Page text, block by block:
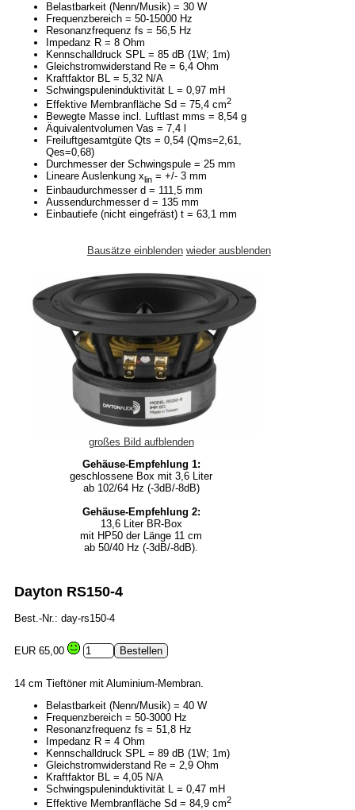
Belastbarkeit (Nenn/Musik) = 30 W
Frequenzbereich = 50-15000 Hz
Resonanzfrequenz fs = 56,5 Hz
Impedanz R = 8 Ohm
Kennschalldruck SPL = 85 dB (1W; 1m)
Gleichstromwiderstand Re = 6,4 Ohm
Kraftfaktor BL = 5,32 N/A
Schwingspuleninduktivität L = 0,97 mH
Effektive Membranfläche Sd = 75,4 cm2
Bewegte Masse incl. Luftlast mms = 8,54 g
Äquivalentvolumen Vas = 7,4 l
Freiluftgesamtgüte Qts = 0,54 (Qms=2,61,
Qes=0,68)
Durchmesser der Schwingspule = 25 mm
Lineare Auslenkung xlin = +/- 3 mm
Einbaudurchmesser d = 111,5 mm
Aussendurchmesser d = 135 mm
Einbautiefe (nicht eingefräst) t = 63,1 mm
Bausätze einblenden wieder ausblenden
großes Bild aufblenden
Gehäuse-Empfehlung 1:
geschlossene Box mit 3,6 Liter
ab 102/64 Hz (-3dB/-8dB)
Gehäuse-Empfehlung 2:
13,6 Liter BR-Box
mit HP50 der Länge 11 cm
ab 50/40 Hz (-3dB/-8dB).
Dayton RS150-4
Best.-Nr.: day-rs150-4
EUR 65,00
14 cm Tieftöner mit Aluminium-Membran.
Belastbarkeit (Nenn/Musik) = 40 W
Frequenzbereich = 50-3000 Hz
Resonanzfrequenz fs = 51,8 Hz
Impedanz R = 4 Ohm
Kennschalldruck SPL = 89 dB (1W; 1m)
Gleichstromwiderstand Re = 2,9 Ohm
Kraftfaktor BL = 4,05 N/A
Schwingspuleninduktivität L = 0,47 mH
Effektive Membranfläche Sd = 84,9 cm2